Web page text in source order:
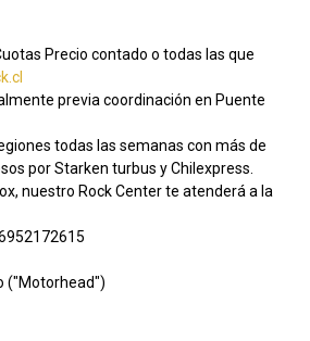
Precio contado o todas las que
previa coordinación en Puente
todas las semanas con más de
por Starken turbus y Chilexpress.
nuestro Rock Center te atenderá a la
("Motorhead")